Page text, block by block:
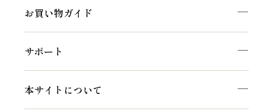
お買い物ガイド
サポート
本サイトについて